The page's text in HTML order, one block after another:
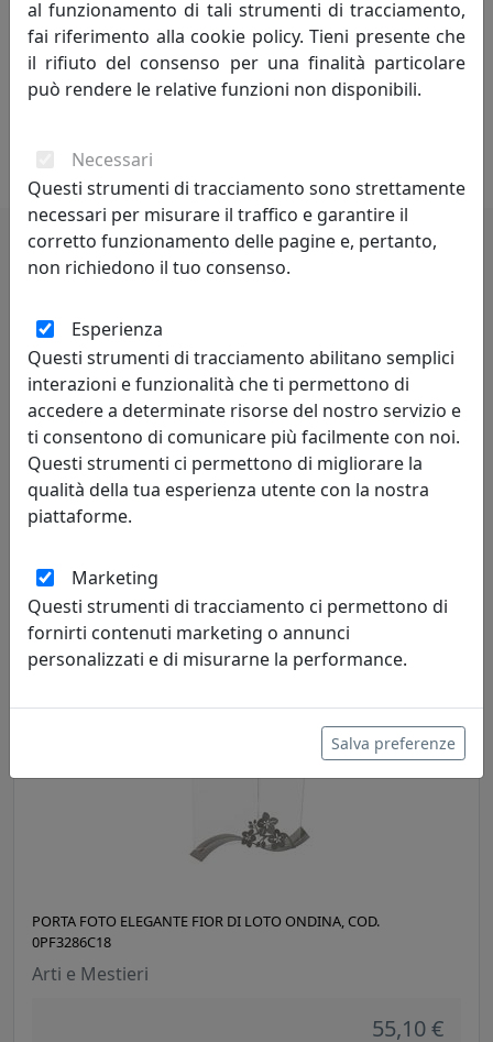
dello spirito creativo che anima da anni Arti e Mestieri,
si alimenta di atmosfere e dettagli ludici, talvolta
spiazzanti. Accanto a lui Francesco Adriano Pizzi, che da
oltre vent’anni porta il proprio punto di vista nella
personale e raffinata a ogni collezione.
Potrebbero interessarti
Arti e Mestieri
PORTA FOTO ELEGANTE FIOR DI LOTO ONDINA, COD.
0PF3286C18
Arti e Mestieri
55,10 €
al funzionamento di tali strumenti di tracciamento,
fai riferimento alla cookie policy. Tieni presente che
il rifiuto del consenso per una finalità particolare
può rendere le relative funzioni non disponibili.
Necessari
Questi strumenti di tracciamento sono strettamente
necessari per misurare il traffico e garantire il
corretto funzionamento delle pagine e, pertanto,
non richiedono il tuo consenso.
Esperienza
Questi strumenti di tracciamento abilitano semplici
interazioni e funzionalità che ti permettono di
accedere a determinate risorse del nostro servizio e
ti consentono di comunicare più facilmente con noi.
Questi strumenti ci permettono di migliorare la
qualità della tua esperienza utente con la nostra
piattaforme.
Marketing
Questi strumenti di tracciamento ci permettono di
fornirti contenuti marketing o annunci
personalizzati e di misurarne la performance.
Salva preferenze